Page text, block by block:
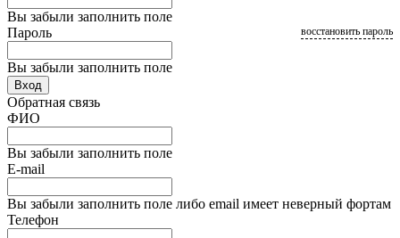
Вы забыли заполнить поле
Пароль
Вы забыли заполнить поле
восстановить пароль
Вход
Обратная связь
ФИО
Вы забыли заполнить поле
E-mail
Вы забыли заполнить поле либо email имеет неверный фортам
Телефон